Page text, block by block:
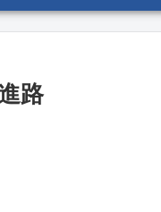
路